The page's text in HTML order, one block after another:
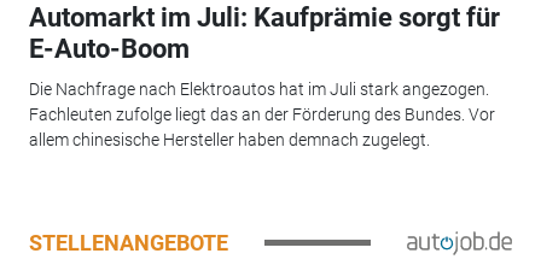
Automarkt im Juli: Kaufprämie sorgt für
E-Auto-Boom
Die Nachfrage nach Elektroautos hat im Juli stark angezogen.
Fachleuten zufolge liegt das an der Förderung des Bundes. Vor
allem chinesische Hersteller haben demnach zugelegt.
STELLENANGEBOTE